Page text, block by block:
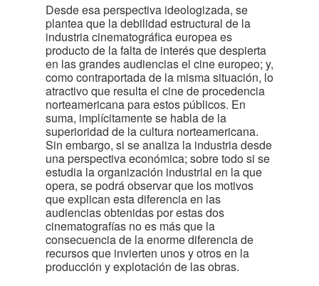
Desde esa perspectiva ideologizada, se
plantea que la debilidad estructural de la
industria cinematográfica europea es
producto de la falta de interés que despierta
en las grandes audiencias el cine europeo; y,
como contraportada de la misma situación, lo
atractivo que resulta el cine de procedencia
norteamericana para estos públicos. En
suma, implícitamente se habla de la
superioridad de la cultura norteamericana.
Sin embargo, si se analiza la industria desde
una perspectiva económica; sobre todo si se
estudia la organización industrial en la que
opera, se podrá observar que los motivos
que explican esta diferencia en las
audiencias obtenidas por estas dos
cinematografías no es más que la
consecuencia de la enorme diferencia de
recursos que invierten unos y otros en la
producción y explotación de las obras.